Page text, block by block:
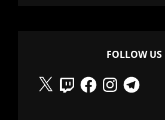
FOLLOW US
X
TwitchFacebookInstagramTelegram